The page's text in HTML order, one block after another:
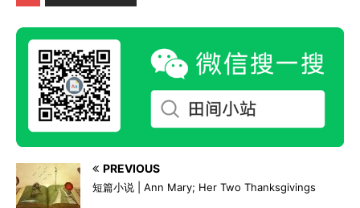
PREVIOUS
短篇小说 | Ann Mary; Her Two Thanksgivings